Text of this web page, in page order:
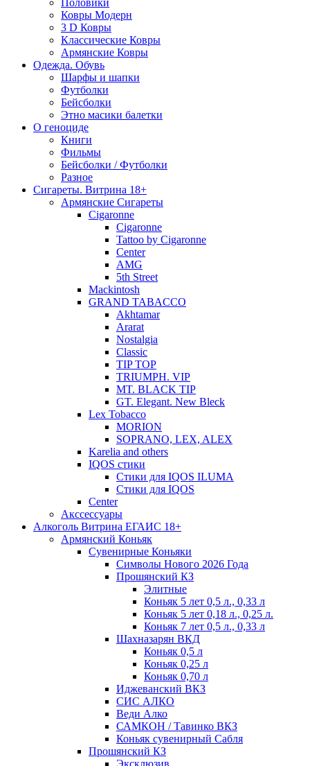
Половики
Ковры Модерн
3 D Ковры
Классические Ковры
Армянские Ковры
Одежда. Обувь
Шарфы и шапки
Футболки
Бейсболки
Этно масики балетки
О геноциде
Книги
Фильмы
Бейсболки / Футболки
Разное
Сигареты. Витрина 18+
Армянские Сигареты
Cigaronne
Cigaronne
Tattoo by Cigaronne
Center
AMG
5th Street
Mackintosh
GRAND TABACCO
Akhtamar
Ararat
Nostalgia
Classic
TIP TOP
TRIUMPH. VIP
MT. BLACK TIP
GT. Elegant. New Bleck
Lex Tobacco
MORION
SOPRANO, LEX, ALEX
Karelia and others
IQOS стики
Стики для IQOS ILUMA
Стики для IQOS
Сenter
Акссессуары
Алкоголь Витрина ЕГАИС 18+
Армянский Коньяк
Сувенирные Коньяки
Символы Нового 2026 Года
Прошянский КЗ
Элитные
Коньяк 5 лет 0,5 л., 0,33 л
Коньяк 5 лет 0,18 л., 0,25 л.
Коньяк 7 лет 0,5 л., 0,33 л
Шахназарян ВКД
Коньяк 0,5 л
Коньяк 0,25 л
Коньяк 0,70 л
Иджеванский ВКЗ
СИС АЛКО
Веди Алко
САМКОН / Тавинко ВКЗ
Коньяк сувенирный Сабля
Прошянский КЗ
Эксклюзив